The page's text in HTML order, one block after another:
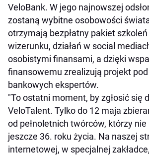
VeloBank. W jego najnowszej
zostaną wybitne osobowości
otrzymają bezpłatny pakiet
wizerunku, działań w social
osobistymi finansami, a dzięki
finansowemu zrealizują projekt
bankowych ekspertów.
"To ostatni moment, by zgłosić się
VeloTalent. Tylko do 12 maja
od pełnoletnich twórców, którzy nie
jeszcze 36. roku życia. Na naszej
internetowej, w specjalnej